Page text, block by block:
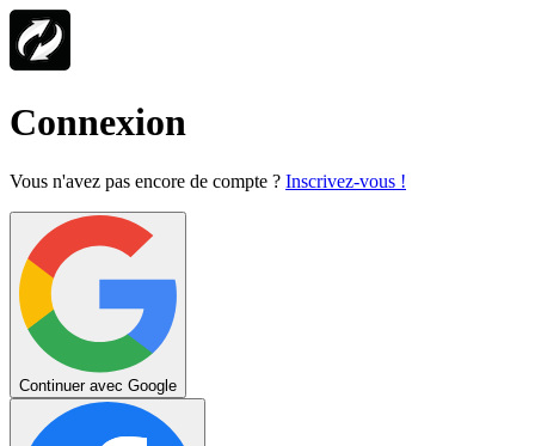
Connexion
Vous n'avez pas encore de compte ? Inscrivez-vous !
Continuer avec Google